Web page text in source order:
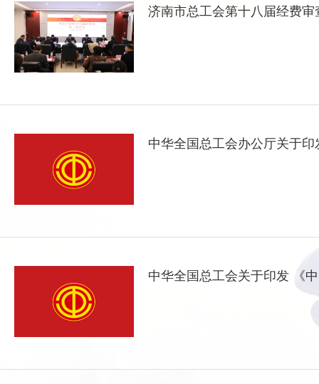
济南市总工会第十八届经费
中华全国总工会办公厅关于
中华全国总工会关于印发 《